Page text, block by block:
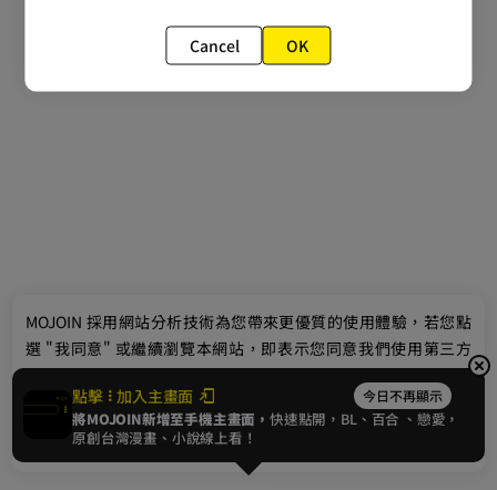
聯絡我們
© 2024 gamania Digital Entertainment Co., Ltd.
點擊 加入主畫面 今日不再顯示
將MOJOIN新增至手機主畫面，快速點開，BL、 百合 、戀愛，
原創台灣漫畫、小說線上看！
MOJOIN 採用網站分析技術為您帶來更優質的使用體驗，若您點
選 "我同意" 或繼續瀏覽本網站，即表示您同意我們使用第三方
Cookie，欲瞭解更多資訊請見隱私權政策。
我同意
Cancel OK